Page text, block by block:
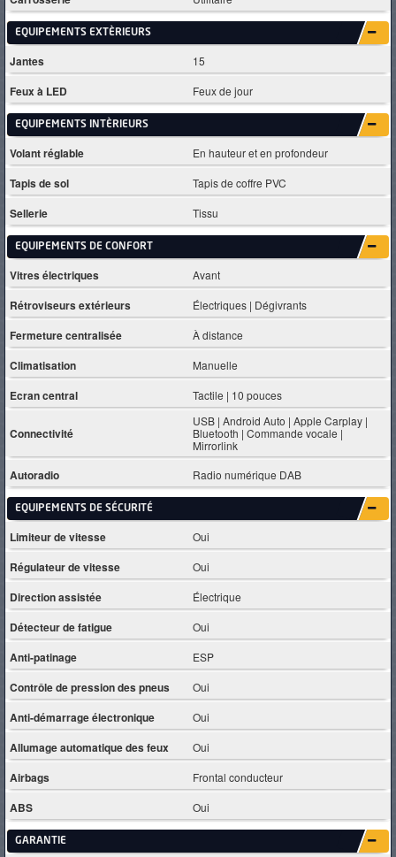
EQUIPEMENTS EXTÈRIEURS
Jantes 15
Feux à LED Feux de jour
EQUIPEMENTS INTÈRIEURS
Volant réglable En hauteur et en profondeur
Tapis de sol Tapis de coffre PVC
Sellerie Tissu
EQUIPEMENTS DE CONFORT
Vitres électriques Avant
Rétroviseurs extérieurs Électriques | Dégivrants
Fermeture centralisée À distance
Climatisation Manuelle
Ecran central Tactile | 10 pouces
Connectivité
USB | Android Auto | Apple Carplay |
Bluetooth | Commande vocale |
Mirrorlink
Autoradio Radio numérique DAB
EQUIPEMENTS DE SÉCURITÉ
Limiteur de vitesse Oui
Régulateur de vitesse Oui
Direction assistée Électrique
Détecteur de fatigue Oui
Anti-patinage ESP
Contrôle de pression des pneus Oui
Anti-démarrage électronique Oui
Allumage automatique des feux Oui
Airbags Frontal conducteur
ABS Oui
GARANTIE